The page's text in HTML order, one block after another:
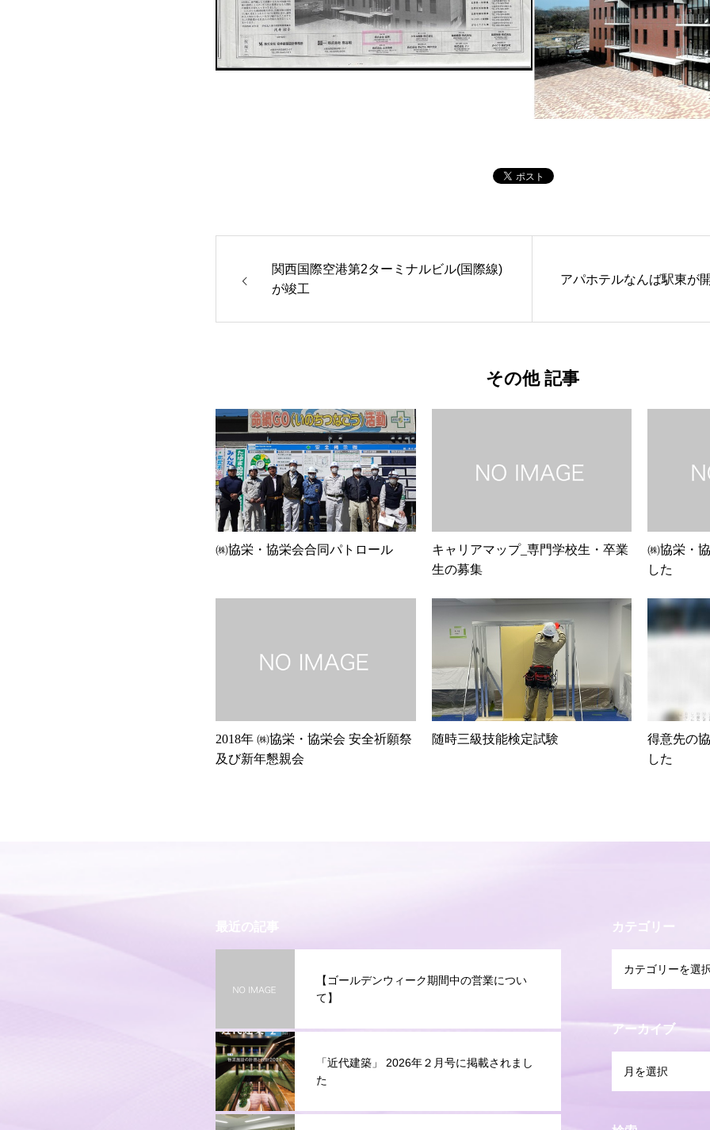
関西国際空港第2ターミナルビル(国際線)
が竣工
アパホテルなんば駅東が
その他 記事
㈱協栄・協栄会合同パトロール
キャリアマップ_専門学校生・卒業
生の募集
㈱協栄・
した
2018年 ㈱協栄・協栄会 安全祈願祭
及び新年懇親会
随時三級技能検定試験
得意先の
した
最近の記事
【ゴールデンウィーク期間中の営業につい
て】
「近代建築」 2026年２月号に掲載されまし
た
カテゴリー
アーカイブ